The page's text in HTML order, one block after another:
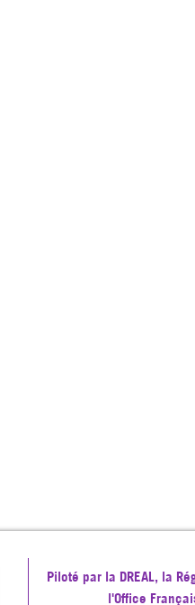
Piloté par la DREAL, la
l'Office